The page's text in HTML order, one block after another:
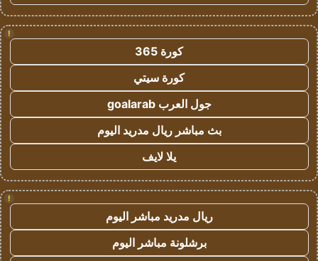
!
كورة 365
كورة سيتي
جول العرب goalarab
بث مباشر ريال مدريد اليوم
يلا لايف
!
ريال مدريد مباشر اليوم
برشلونة مباشر اليوم